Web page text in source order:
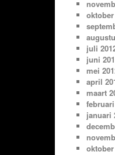
oktober
juli
juni
mei
april
maart
januari
oktober